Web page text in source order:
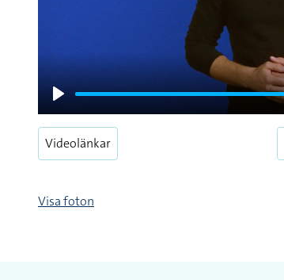
Play
Videolänkar
Visa foton